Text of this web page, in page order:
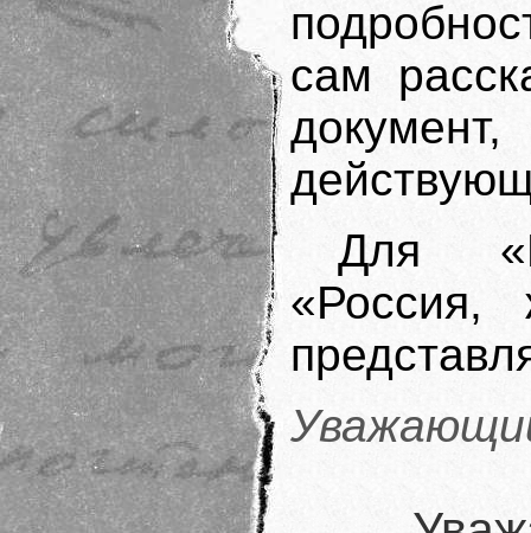
сам
Для
«Россия,